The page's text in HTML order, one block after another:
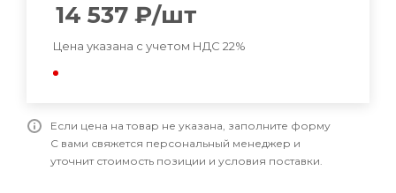
14 537 ₽/шт
Цена указана с учетом НДС 22%
Если цена на товар не указана, заполните форму
С вами свяжется персональный менеджер и
уточнит стоимость позиции и условия поставки.